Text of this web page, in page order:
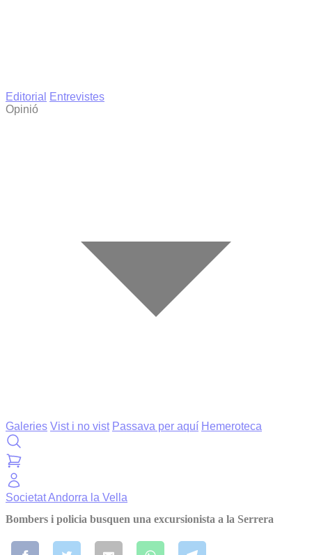
Editorial
Entrevistes
Opinió
Galeries Vist i no vist Passava per aquí Hemeroteca
SocietatAndorra la Vella
Bombers i policia busquen una excursionista a la Serrera